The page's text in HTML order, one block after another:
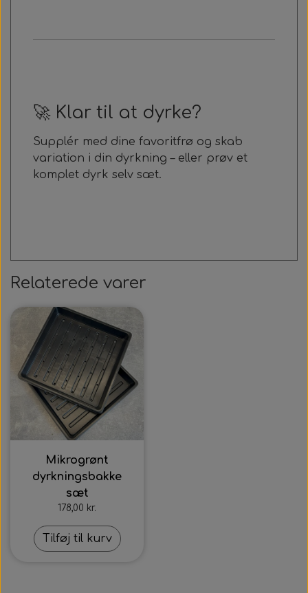
🚀 Klar til at dyrke?
Supplér med dine favoritfrø og skab
variation i din dyrkning – eller prøv et
komplet dyrk selv sæt.
Relaterede varer
Mikrogrønt
dyrkningsbakke
sæt
178,00 kr.
Tilføj til kurv